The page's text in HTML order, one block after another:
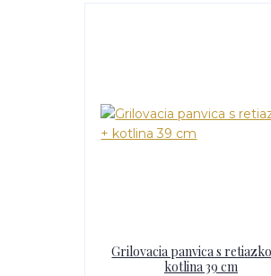
Grilovacia panvica s
kotlina 39 cm